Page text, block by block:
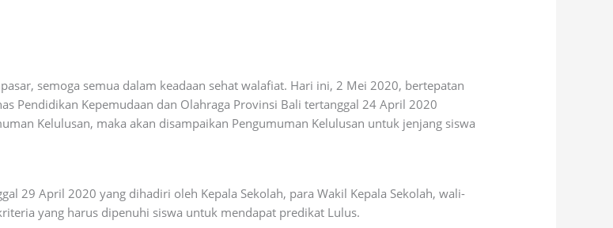
semoga semua dalam keadaan sehat walafiat. Hari ini, 2 Mei 2020, bertepatan
Pendidikan Kepemudaan dan Olahraga Provinsi Bali tertanggal 24 April 2020
Kelulusan, maka akan disampaikan Pengumuman Kelulusan untuk jenjang siswa
29 April 2020 yang dihadiri oleh Kepala Sekolah, para Wakil Kepala Sekolah, wali-
yang harus dipenuhi siswa untuk mendapat predikat Lulus.